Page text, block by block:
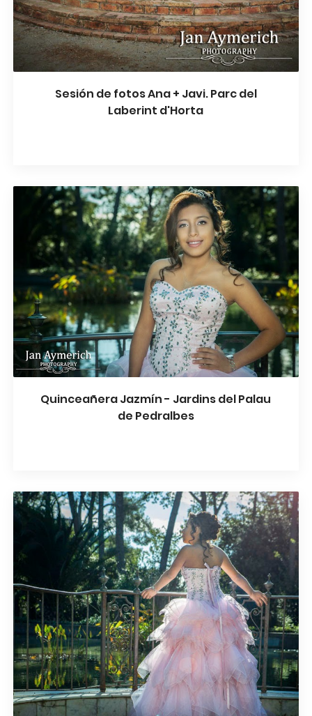
Sesión de fotos Ana + Javi. Parc del
Laberint d'Horta
Quinceañera Jazmín - Jardins del Palau
de Pedralbes